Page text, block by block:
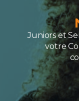
Juniors et
votre